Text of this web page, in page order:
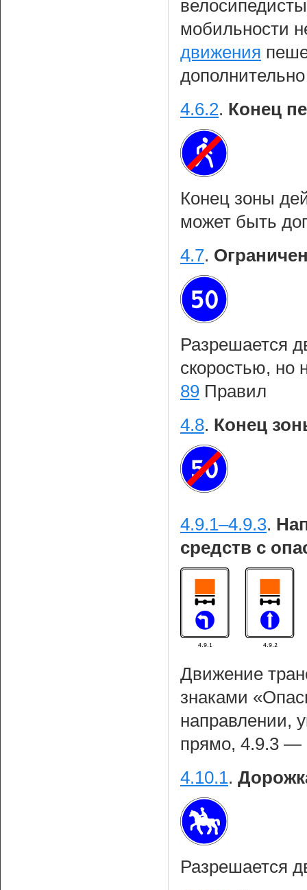
мобильности
движения
4.6.2. Конец
Конец зоны
может быть
4.7.
Разрешается
скоростью, но
89 Правил
4.8. Конец
4.9.1–4.9.3.
средств с
Движение
знаками
направлении,
прямо, 4.9.3 —
4.10.1.
Разрешается